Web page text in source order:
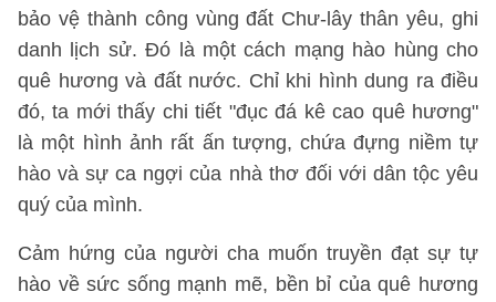
bảo vệ thành công vùng đất Chư-lây thân yêu, ghi
danh lịch sử. Đó là một cách mạng hào hùng cho
quê hương và đất nước. Chỉ khi hình dung ra điều
đó, ta mới thấy chi tiết "đục đá kê cao quê hương"
là một hình ảnh rất ấn tượng, chứa đựng niềm tự
hào và sự ca ngợi của nhà thơ đối với dân tộc yêu
quý của mình.
Cảm hứng của người cha muốn truyền đạt sự tự
hào về sức sống mạnh mẽ, bền bỉ của quê hương